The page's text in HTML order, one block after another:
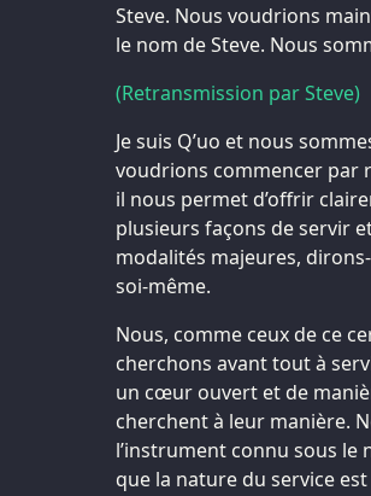
Steve. Nous voudrions
le nom de Steve. Nous
(Retransmission par Steve)
Je suis Q’uo et nous
voudrions commencer par
il nous permet d’offrir
plusieurs façons de servir
modalités majeures,
soi-même.
Nous, comme ceux de ce
cherchons avant tout à
un cœur ouvert et de
cherchent à leur manière.
l’instrument connu sous
que la nature du service